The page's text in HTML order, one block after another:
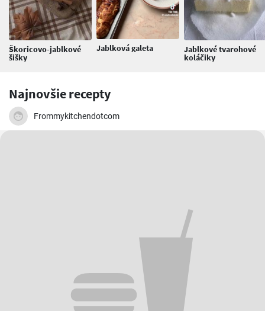
Škoricovo-jablkové
šišky
Jablková galeta Jablkové tvarohové
koláčiky
Najnovšie recepty
Frommykitchendotcom